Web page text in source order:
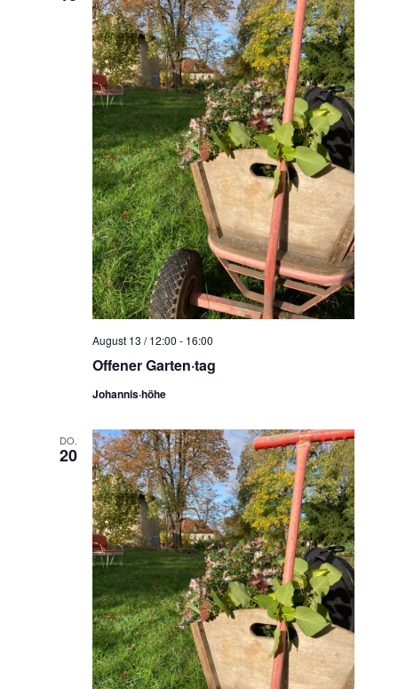
Offener Garten·tag
August 13 / 12:00 - 16:00
Johannis·höhe
DO.
20